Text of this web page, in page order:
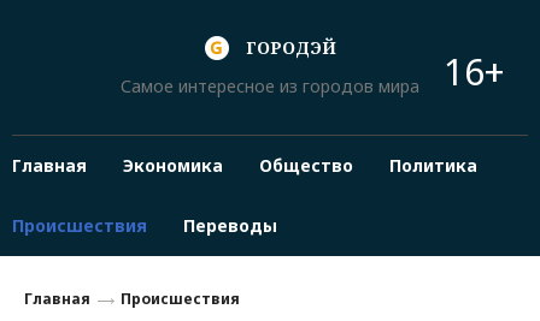
ГОРОДЭЙ
Самое интересное из городов мира
16+
Главная Экономика Общество Политика
Происшествия Переводы
Главная Происшествия